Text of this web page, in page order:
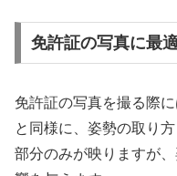
免許証の写真に最
免許証の写真を撮る際
と同様に、姿勢の取り
部分のみが映りますが